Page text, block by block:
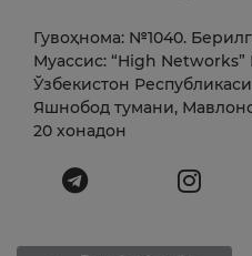
Гувоҳнома: №1040.
Муассис: “High
Ўзбекистон
Яшнобод тумани,
20 хонадон